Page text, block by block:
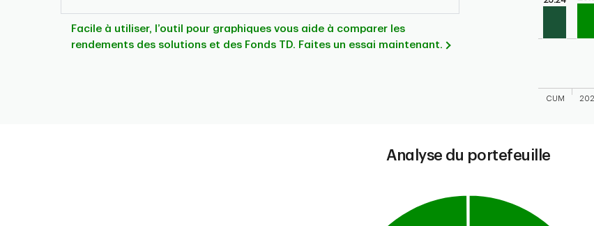
Facile à utiliser, l’outil pour graphiques vous aide à comparer les
rendements des solutions et des Fonds TD. Faites un essai maintenant.
The chart
The chart
CUM
Analyse du portefeuille